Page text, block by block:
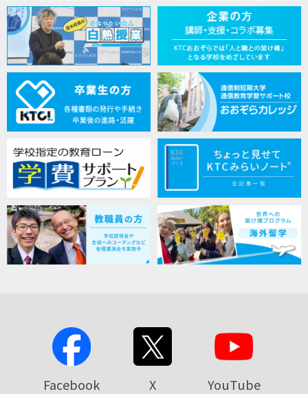
Facebook X YouTube